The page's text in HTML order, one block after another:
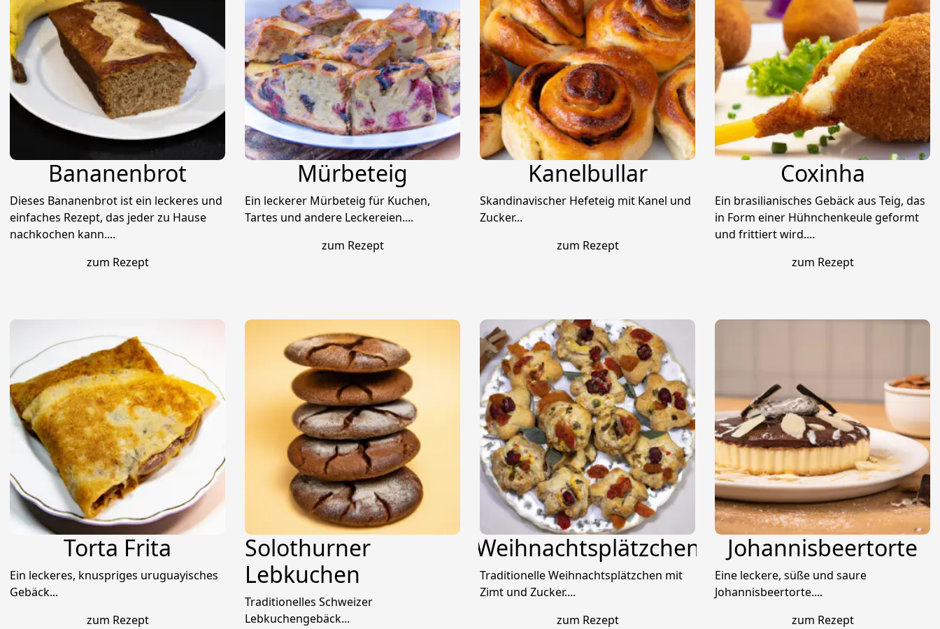
Bananenbrot
Dieses Bananenbrot ist ein leckeres und
einfaches Rezept, das jeder zu Hause
nachkochen kann....
zum Rezept
Mürbeteig
Ein leckerer Mürbeteig für Kuchen,
Tartes und andere Leckereien....
zum Rezept
Kanelbullar
Skandinavischer Hefeteig mit Kanel und
Zucker...
zum Rezept
Coxinha
Ein brasilianisches Gebäck aus Teig, das
in Form einer Hühnchenkeule geformt
und frittiert wird....
zum Rezept
Torta Frita
Ein leckeres, knuspriges uruguayisches
Gebäck...
zum Rezept
Solothurner
Lebkuchen
Traditionelles Schweizer
Lebkuchengebäck...
Weihnachtsplätzchen
Traditionelle Weihnachtsplätzchen mit
Zimt und Zucker....
zum Rezept
Johannisbeertorte
Eine leckere, süße und saure
Johannisbeertorte....
zum Rezept